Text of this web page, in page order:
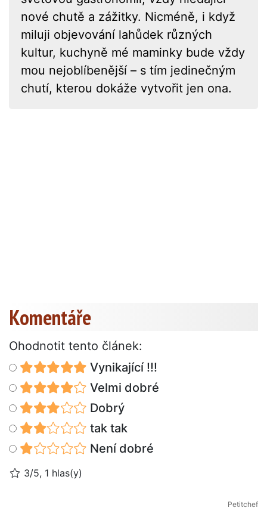
nové chutě a zážitky. Nicméně, i když
miluji objevování lahůdek různých
kultur, kuchyně mé maminky bude vždy
mou nejoblíbenější – s tím jedinečným
chutí, kterou dokáže vytvořit jen ona.
Komentáře
Ohodnotit tento článek:
Vynikající !!!
Velmi dobré
Dobrý
tak tak
Není dobré
3/5, 1 hlas(y)
Petitchef